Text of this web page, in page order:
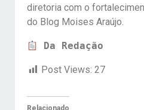
diretoria com o
do Blog Moises Araújo.
Da Redação
Post Views: 27